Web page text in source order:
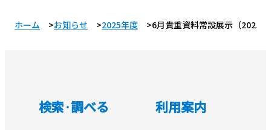
ホーム お知らせ 2025年度 6月貴重資料常設展示（2025
検索·調べる 利用案内